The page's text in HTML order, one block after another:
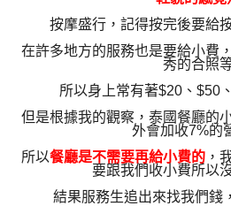
按摩盛行，記得按完後要給
在許多地方的服務也是要給小費
秀的合照
所以身上常有著$20、$50
但是根據我的觀察，泰國餐廳的
外會加收7%的
所以餐廳是不需要再給小費的 ，
要跟我們收小費所以
結果服務生追出來找我們錢